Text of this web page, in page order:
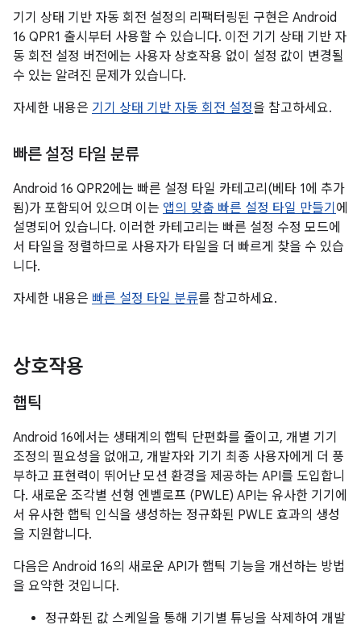
기기 상태 기반 자동 회전 설정의 리팩터링된 구현은 Android
16 QPR1 출시부터 사용할 수 있습니다. 이전 기기 상태 기반 자
동 회전 설정 버전에는 사용자 상호작용 없이 설정 값이 변경될
수 있는 알려진 문제가 있습니다.
자세한 내용은 기기 상태 기반 자동 회전 설정을 참고하세요.
빠른 설정 타일 분류
Android 16 QPR2에는 빠른 설정 타일 카테고리(베타 1에 추가
됨)가 포함되어 있으며 이는 앱의 맞춤 빠른 설정 타일 만들기 에
설명되어 있습니다. 이러한 카테고리는 빠른 설정 수정 모드에
서 타일을 정렬하므로 사용자가 타일을 더 빠르게 찾을 수 있습
니다.
자세한 내용은 빠른 설정 타일 분류를 참고하세요.
상호작용
햅틱
Android 16에서는 생태계의 햅틱 단편화를 줄이고, 개별 기기
조정의 필요성을 없애고, 개발자와 기기 최종 사용자에게 더 풍
부하고 표현력이 뛰어난 모션 환경을 제공하는 API를 도입합니
다. 새로운 조각별 선형 엔벨로프 (PWLE) API는 유사한 기기에
서 유사한 햅틱 인식을 생성하는 정규화된 PWLE 효과의 생성
을 지원합니다.
다음은 Android 16의 새로운 API가 햅틱 기능을 개선하는 방법
을 요약한 것입니다.
정규화된 값 스케일을 통해 기기별 튜닝을 삭제하여 개발